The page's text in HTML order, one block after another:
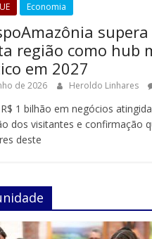
Economia
região como hub
em 2027
de 2026 Heroldo Linhares
1 bilhão em negócios
dos visitantes e confirmação
deste